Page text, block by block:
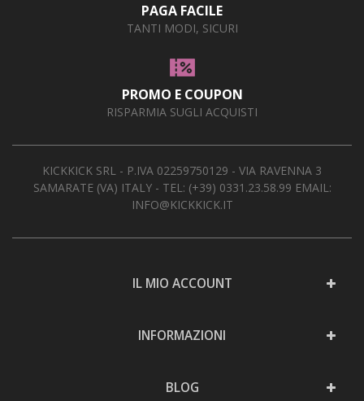
PAGA FACILE
TANTI MODI, SICURI
PROMO E COUPON
RISPARMIA SUGLI ACQUISTI
KICKKICK SRL - P.IVA 02259750129 - VIA RAVENNA 3
SAMARATE (VA) ITALY - TEL: (+39) 0331.23.58.99 EMAIL:
INFO@KICKKICK.IT
IL MIO ACCOUNT
INFORMAZIONI
BLOG